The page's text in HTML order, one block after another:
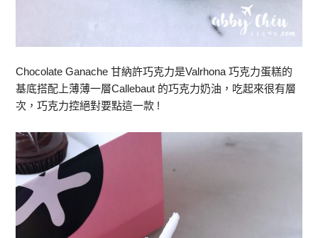
Chocolate Ganache 甘納許巧克力是Valrhona 巧克力蛋糕的
基底搭配上薄薄一層Callebaut 的巧克力奶油，吃起來很有層
次，巧克力控絕對要點這一款 !